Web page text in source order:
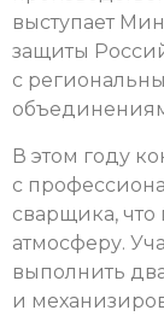
выступает
защиты
с
В этом году
с
сварщика,
атмосферу.
выполнить
и